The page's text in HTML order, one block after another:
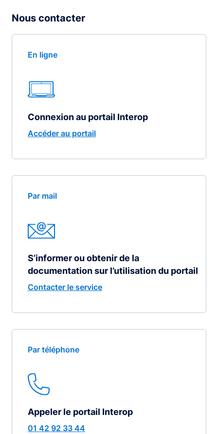
Nous contacter
En ligne
Connexion au portail Interop
Accéder au portail
Par mail
S’informer ou obtenir de la
documentation sur l’utilisation du portail
Contacter le service
Par téléphone
Appeler le portail Interop
01 42 92 33 44